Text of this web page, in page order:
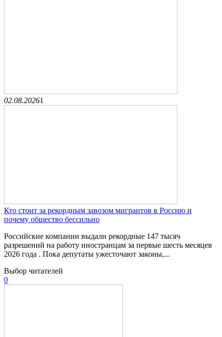
02.08.20261
Кто стоит за рекордным завозом мигрантов в Россию и
почему общество бессильно
Российские компании выдали рекордные 147 тысяч
разрешений на работу иностранцам за первые шесть месяцев
2026 года . Пока депутаты ужесточают законы,...
Выбор читателей
0